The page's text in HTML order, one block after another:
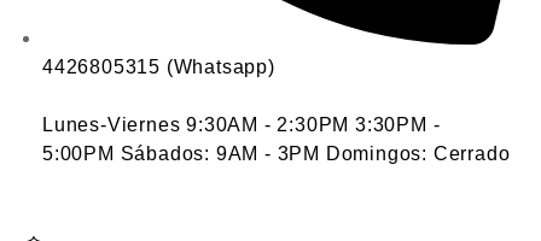
4426805315 (Whatsapp)
Lunes-Viernes 9:30AM - 2:30PM 3:30PM -
5:00PM Sábados: 9AM - 3PM Domingos: Cerrado